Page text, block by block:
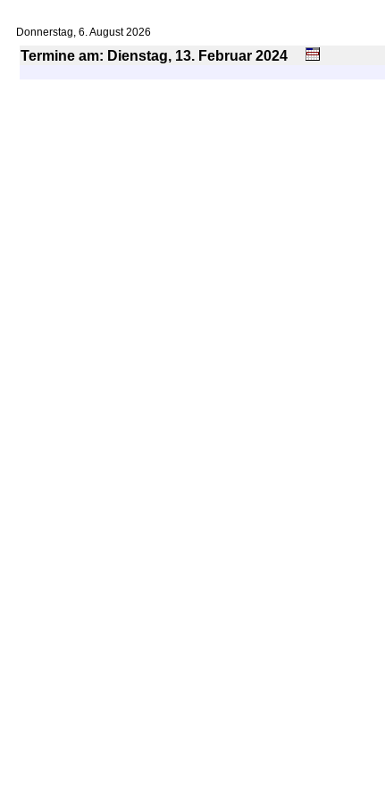
Donnerstag, 6. August 2026
Termine am: Dienstag, 13. Februar2024